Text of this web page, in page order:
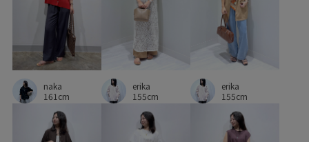
大人っぽい 履き心地が良い 快適
現代的なシルエット
着心地が良い 着映え
肌離れが良い 自宅で洗える 落ち感 薄手
足に馴染む 透け感
naka
161cm
erika
155cm
erika
155cm